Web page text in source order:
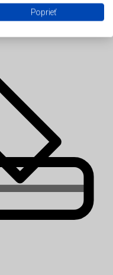
Poprieť